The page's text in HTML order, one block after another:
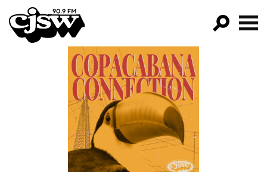
CJSW
FILTER BY:
PROGRAMS
EPISODES
NEWS